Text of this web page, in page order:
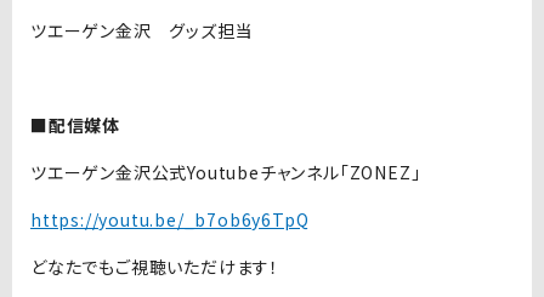
ツエーゲン金沢 グッズ担当
■配信媒体
ツエーゲン金沢公式Youtubeチャンネル「ZONEZ」
https://youtu.be/_b7ob6y6TpQ
どなたでもご視聴いただけます！